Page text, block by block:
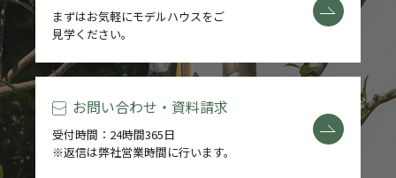
まずはお気軽にモデルハウスをご
見学ください。
お問い合わせ・資料請求
受付時間：24時間365日
※返信は弊社営業時間に行います。